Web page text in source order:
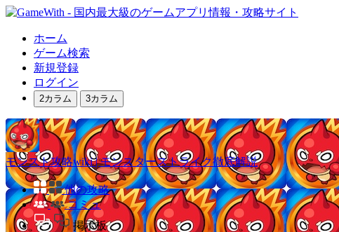
ホーム
ゲーム検索
新規登録
ログイン
2カラム 3カラム
モンスト攻略wiki | モンスターストライク徹底解説
他の攻略
コミュ
掲示板